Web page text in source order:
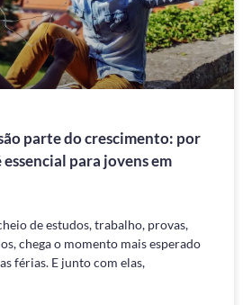
parte do crescimento: por
essencial para jovens em
de estudos, trabalho, provas,
chega o momento mais esperado
férias. E junto com elas,